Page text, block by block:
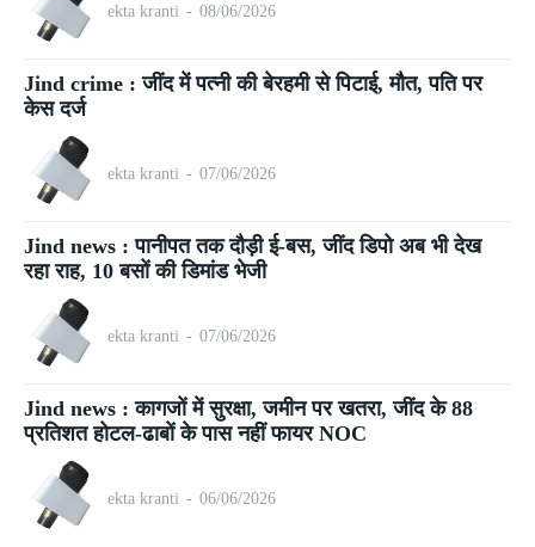
ekta kranti - 08/06/2026
Jind crime : जींद में पत्नी की बेरहमी से पिटाई, मौत, पति पर
केस दर्ज
ekta kranti - 07/06/2026
Jind news : पानीपत तक दौड़ी ई-बस, जींद डिपो अब भी देख
रहा राह, 10 बसों की डिमांड भेजी
ekta kranti - 07/06/2026
Jind news : कागजों में सुरक्षा, जमीन पर खतरा, जींद के 88
प्रतिशत होटल-ढाबों के पास नहीं फायर NOC
ekta kranti - 06/06/2026